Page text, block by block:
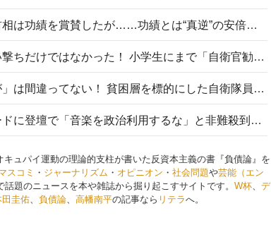
安倍晋三元首相の命日で高市首相は功績を賞賛したが……功績とは“真逆”の安倍元首相のトンデモ発言を振り返る
自衛隊リクルートは貧困層狙い撃ちだけではなかった！ 小学生にまで「自衛官勧誘」目的のパンフレット作成
「自衛隊は経済的に厳しい子が」は間違ってない！ 貧困層を標的にした自衛隊員募集、やす子、山上被告も…日本でも進む“経済的徴兵制”
高市首相がミュージックアワードに登壇で「音楽を政治利用するな」と非難殺到！ MAJの国策的本質を批判する声も
ュパイ運動の理論的支柱が書いた反資本主義の書『負債論』を
スコミ ・ ジャーナリズム ・ オピニオン ・ 社会問題や芸能（エン
話題のニュースを本や雑誌から掘り起こすサイトです。 W杯、 デ
田圭佑、 負債論、 高幡南平の記事なら リテラへ。